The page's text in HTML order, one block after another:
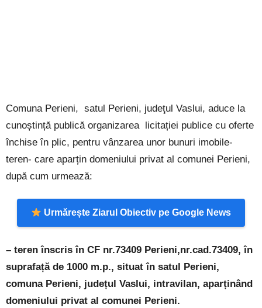
Comuna Perieni, satul Perieni, judeţul Vaslui, aduce la
cunoștință publică organizarea licitației publice cu oferte
închise în plic, pentru vânzarea unor bunuri imobile-
teren- care aparțin domeniului privat al comunei Perieni,
după cum urmează:
Urmărește Ziarul Obiectiv pe Google News
– teren înscris în CF nr.73409 Perieni,nr.cad.73409, în
suprafață de 1000 m.p., situat în satul Perieni,
comuna Perieni, județul Vaslui, intravilan, aparținând
domeniului privat al comunei Perieni.